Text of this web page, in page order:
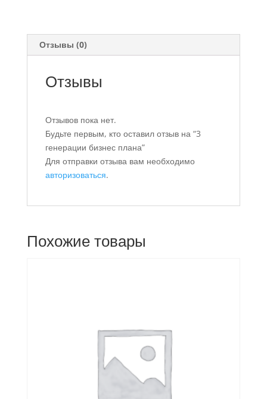
Отзывы (0)
Отзывы
Отзывов пока нет.
Будьте первым, кто оставил отзыв на “3
генерации бизнес плана”
Для отправки отзыва вам необходимо
авторизоваться.
Похожие товары